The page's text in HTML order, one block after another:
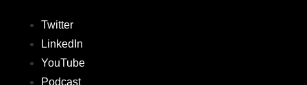
Twitter
LinkedIn
YouTube
Podcast